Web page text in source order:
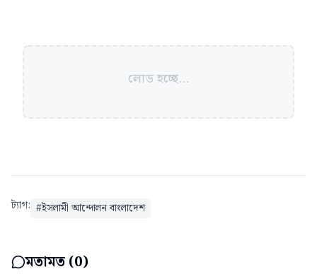
লোড হচ্ছে...
ট্যাগ: #ইসলামী আন্দোলন বাংলাদেশ
মতামত (0)